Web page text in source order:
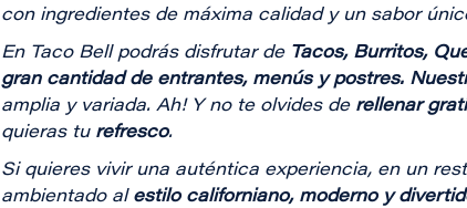
con ingredientes de máxima calidad y un sabor
En Taco Bell podrás disfrutar deTacos, Burritos,
gran cantidad de entrantes, menús y postres.
amplia y variada. Ah! Y no te olvides de rellenar
quieras tu refresco.
Si quieres vivir una auténtica experiencia, en un
ambientado al estilo californiano, moderno y